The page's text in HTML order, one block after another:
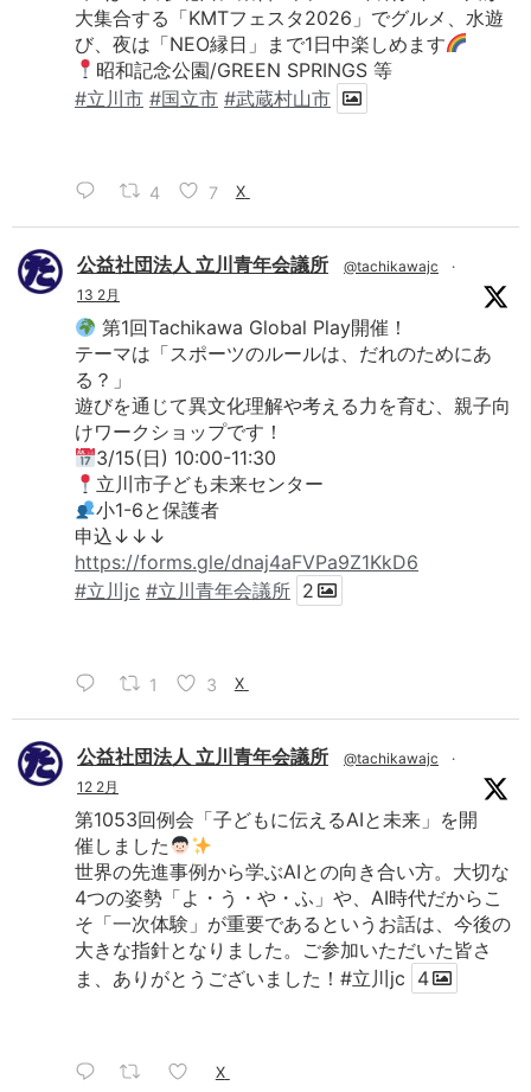
大集合する「KMTフェスタ2026」でグルメ、水遊
び、夜は「NEO縁日」まで1日中楽しめます
昭和記念公園/GREEN SPRINGS 等
#立川市 #国立市 #武蔵村山市
4 7 X
公益社団法人 立川青年会議所 @tachikawajc
·
13 2月
第1回Tachikawa Global Play開催！
テーマは「スポーツのルールは、だれのためにあ
る？」
遊びを通じて異文化理解や考える力を育む、親子向
けワークショップです！
3/15(日) 10:00-11:30
立川市子ども未来センター
小1-6と保護者
申込↓↓↓
https://forms.gle/dnaj4aFVPa9Z1KkD6
#立川jc #立川青年会議所 2
1 3 X
公益社団法人 立川青年会議所 @tachikawajc
·
12 2月
第1053回例会「子どもに伝えるAIと未来」を開
催しました
世界の先進事例から学ぶAIとの向き合い方。大切な
4つの姿勢「よ・う・や・ふ」や、AI時代だからこ
そ「一次体験」が重要であるというお話は、今後の
大きな指針となりました。ご参加いただいた皆さ
ま、ありがとうございました！#立川jc 4
X